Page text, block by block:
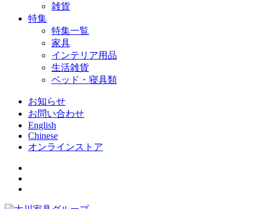
雑貨
特集
特集一覧
家具
インテリア用品
生活雑貨
ベッド・寝具類
お知らせ
お問い合わせ
English
Chinese
オンラインストア